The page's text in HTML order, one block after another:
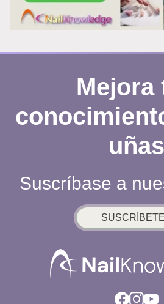
Mejora
uñas
Suscríbase a